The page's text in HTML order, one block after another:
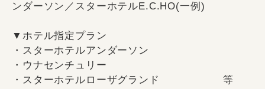
ンダーソン／スターホテルE.C.HO(一例)
▼ホテル指定プラン
・スターホテルアンダーソン
・ウナセンチュリー
・スターホテルローザグランド 等